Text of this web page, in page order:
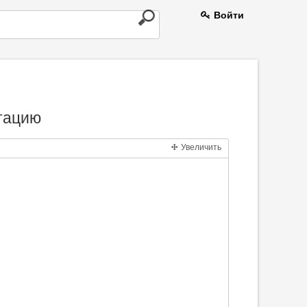
Войти
Увеличить